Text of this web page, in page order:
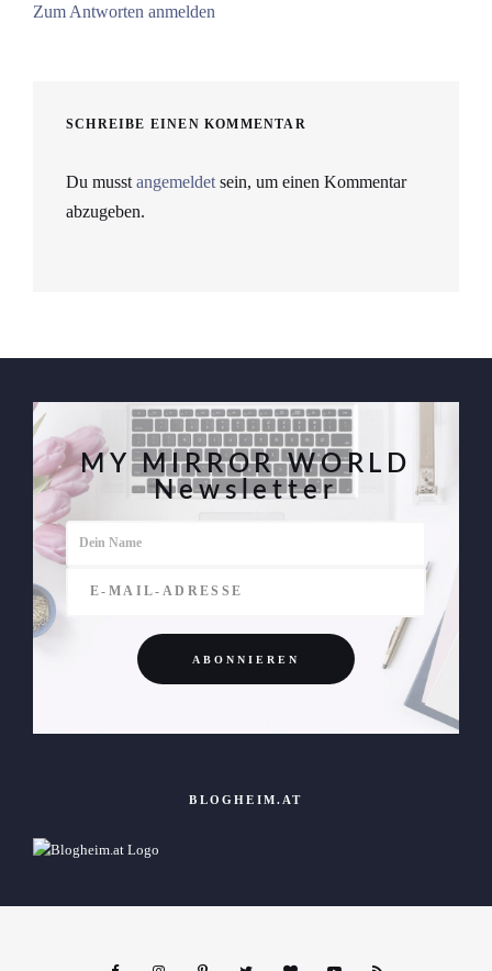
Zum Antworten anmelden
SCHREIBE EINEN KOMMENTAR
Du musst angemeldet sein, um einen Kommentar
abzugeben.
MY MIRROR WORLD
Newsletter
BLOGHEIM.AT